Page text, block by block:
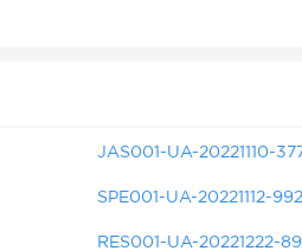
JAS001-UA-20221110-
SPE001-UA-20221112-
RES001-UA-20221222-